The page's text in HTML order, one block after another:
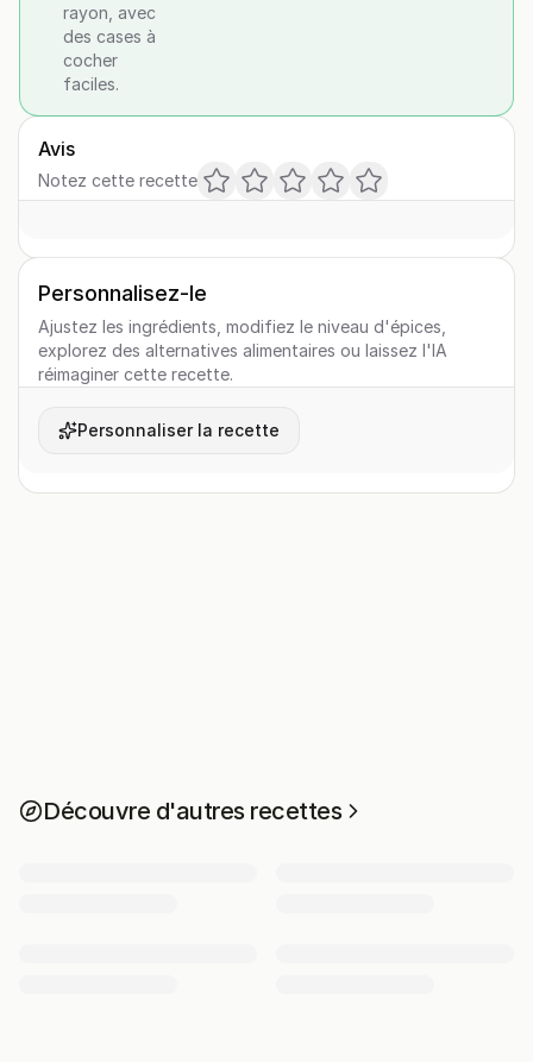
rayon, avec
des cases à
cocher
faciles.
Avis
Notez cette recette
Personnalisez-le
Ajustez les ingrédients, modifiez le niveau d'épices,
explorez des alternatives alimentaires ou laissez l'IA
réimaginer cette recette.
Personnaliser la recette
Découvre d'autres recettes